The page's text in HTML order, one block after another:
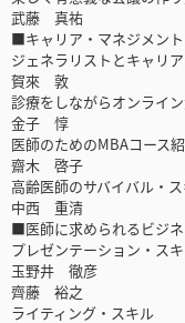
武藤 真祐
■キャリア・マネジメント
ジェネラリストとキャリ
賀來 敦
診療をしながらオンライ
金子 惇
医師のためのMBAコース
齋木 啓子
高齢医師のサバイバル・
中西 重清
■医師に求められるビジ
プレゼンテーション・ス
玉野井 徹彦
齊藤 裕之
ライティング・スキル